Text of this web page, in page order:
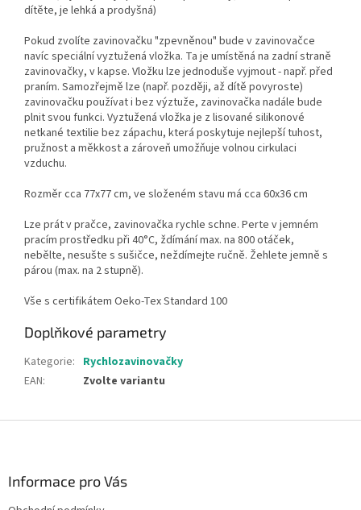
dítěte, je lehká a prodyšná)
Pokud zvolíte zavinovačku "zpevněnou" bude v zavinovačce
navíc speciální vyztužená vložka. Ta je umístěná na zadní straně
zavinovačky, v kapse. Vložku lze jednoduše vyjmout - např. před
praním. Samozřejmě lze (např. později, až dítě povyroste)
zavinovačku používat i bez výztuže, zavinovačka nadále bude
plnit svou funkci. Vyztužená vložka je z lisované silikonové
netkané textilie bez zápachu, která poskytuje nejlepší tuhost,
pružnost a měkkost a zároveň umožňuje volnou cirkulaci
vzduchu.
Rozměr cca 77x77 cm, ve složeném stavu má cca 60x36 cm
Lze prát v pračce, zavinovačka rychle schne. Perte v jemném
pracím prostředku při 40°C, ždímání max. na 800 otáček,
nebělte, nesušte s sušičce, neždímejte ručně. Žehlete jemně s
párou (max. na 2 stupně).
Vše s certifikátem Oeko-Tex Standard 100
Doplňkové parametry
Kategorie: Rychlozavinovačky
EAN: Zvolte variantu
Informace pro Vás